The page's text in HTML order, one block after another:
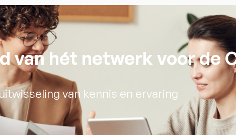
van hét netwerk voor de
van kennis en ervaring